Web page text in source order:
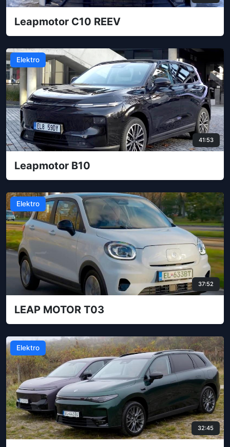
Leapmotor C10 REEV
Elektro
41:53
Leapmotor B10
Elektro
37:52
LEAP MOTOR T03
Elektro
32:45